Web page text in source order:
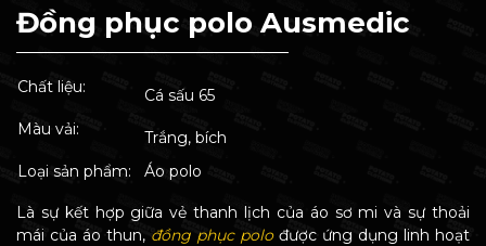
Đồng phục polo Ausmedic
Chất liệu:
Cá sấu 65
Màu vải:
Trắng, bích
Loại sản phẩm:
Áo polo
Là sự kết hợp giữa vẻ thanh lịch của áo sơ mi và sự thoải
mái của áo thun, đồng phục polođược ứng dụng linh hoạt